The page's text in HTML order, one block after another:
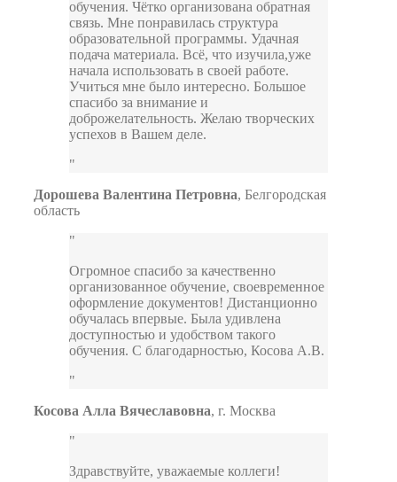
обучения. Чётко организована обратная
связь. Мне понравилась структура
образовательной программы. Удачная
подача материала. Всё, что изучила,уже
начала использовать в своей работе.
Учиться мне было интересно. Большое
спасибо за внимание и
доброжелательность. Желаю творческих
успехов в Вашем деле.
Дорошева Валентина Петровна, Белгородская
область
Огромное спасибо за качественно
организованное обучение, своевременное
оформление документов! Дистанционно
обучалась впервые. Была удивлена
доступностью и удобством такого
обучения. С благодарностью, Косова А.В.
Косова Алла Вячеславовна, г. Москва
Здравствуйте, уважаемые коллеги!